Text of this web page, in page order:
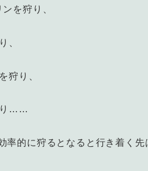
を狩り、
、
狩り、
り……
的に狩るとなると行き着く先